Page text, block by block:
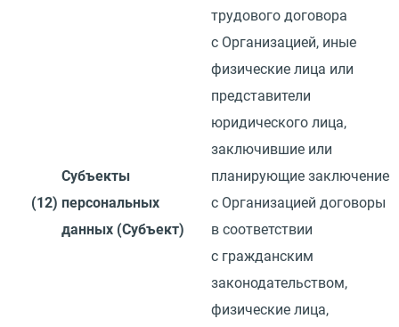
(12)
Субъекты
персональных
данных (Субъект)
трудового договора
с Организацией, иные
физические лица или
представители
юридического лица,
заключившие или
планирующие заключение
с Организацией договоры
в соответствии
с гражданским
законодательством,
физические лица,